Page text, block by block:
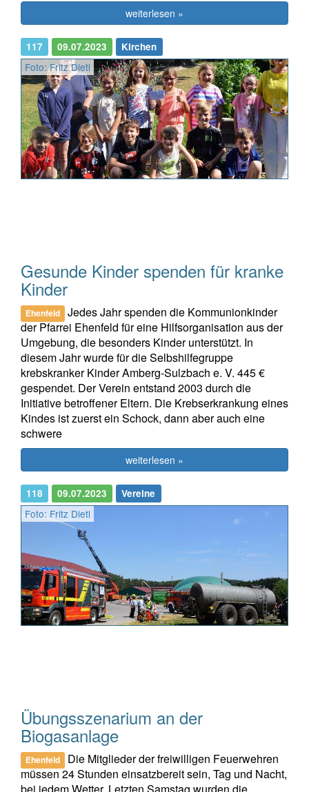
weiterlesen »
117 09.07.2023 Kirchen
Foto: Fritz Dietl
Gesunde Kinder spenden für kranke
Kinder
Ehenfeld
Jedes Jahr spenden die Kommunionkinder
der Pfarrei Ehenfeld für eine Hilfsorganisation aus der
Umgebung, die besonders Kinder unterstützt. In
diesem Jahr wurde für die Selbshilfegruppe
krebskranker Kinder Amberg-Sulzbach e. V. 445 €
gespendet. Der Verein entstand 2003 durch die
Initiative betroffener Eltern. Die Krebserkrankung eines
Kindes ist zuerst ein Schock, dann aber auch eine
schwere
weiterlesen »
118 09.07.2023 Vereine
Foto: Fritz Dietl
Übungsszenarium an der
Biogasanlage
Ehenfeld
Die Mitglieder der freiwilligen Feuerwehren
müssen 24 Stunden einsatzbereit sein, Tag und Nacht,